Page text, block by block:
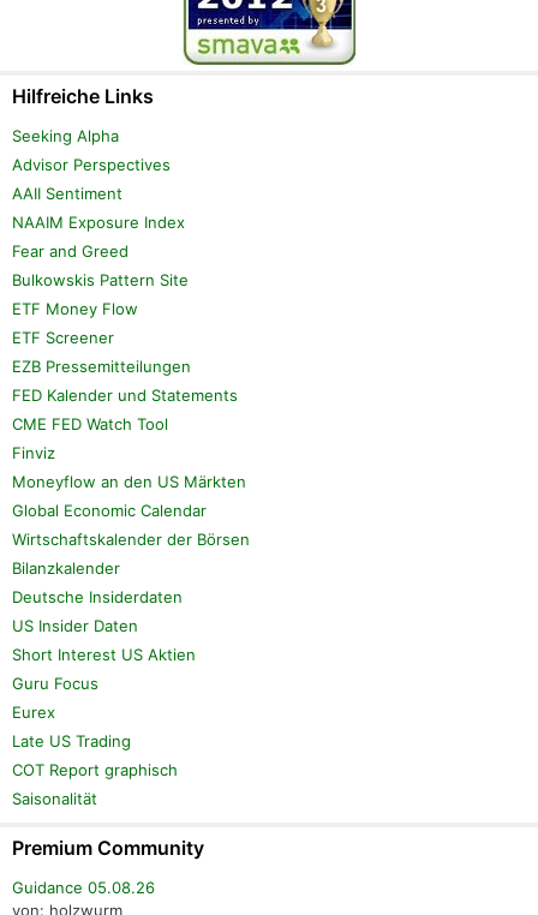
Hilfreiche Links
Seeking Alpha
Advisor Perspectives
AAII Sentiment
NAAIM Exposure Index
Fear and Greed
Bulkowskis Pattern Site
ETF Money Flow
ETF Screener
EZB Pressemitteilungen
FED Kalender und Statements
CME FED Watch Tool
Finviz
Moneyflow an den US Märkten
Global Economic Calendar
Wirtschaftskalender der Börsen
Bilanzkalender
Deutsche Insiderdaten
US Insider Daten
Short Interest US Aktien
Guru Focus
Eurex
Late US Trading
COT Report graphisch
Saisonalität
Premium Community
Guidance 05.08.26
von: holzwurm